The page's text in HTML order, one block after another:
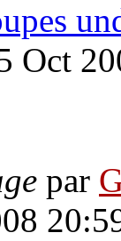
Oct
par